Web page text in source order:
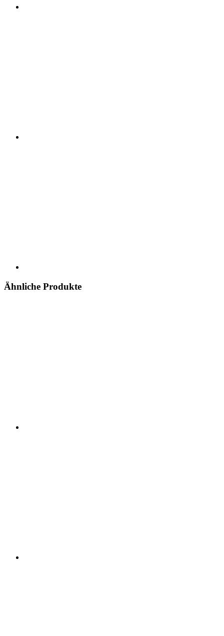
Ähnliche Produkte